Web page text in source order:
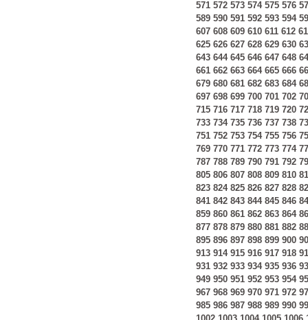
571 572 573 574 575 576
589 590 591 592 593 594
607 608 609 610 611 612
625 626 627 628 629 630
643 644 645 646 647 648
661 662 663 664 665 666
679 680 681 682 683 684
697 698 699 700 701 702
715 716 717 718 719 720
733 734 735 736 737 738
751 752 753 754 755 756
769 770 771 772 773 774
787 788 789 790 791 792
805 806 807 808 809 810
823 824 825 826 827 828
841 842 843 844 845 846
859 860 861 862 863 864
877 878 879 880 881 882
895 896 897 898 899 900
913 914 915 916 917 918
931 932 933 934 935 936
949 950 951 952 953 954
967 968 969 970 971 972
985 986 987 988 989 990